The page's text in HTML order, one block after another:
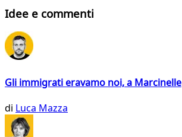
Idee e commenti
Gli immigrati eravamo noi, a Marcinelle
di Luca Mazza